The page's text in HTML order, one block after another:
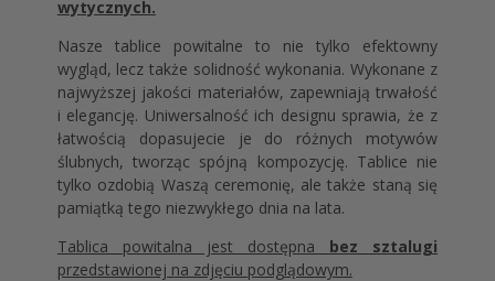
wytycznych.
Nasze tablice powitalne to nie tylko efektowny
wygląd, lecz także solidność wykonania. Wykonane z
najwyższej jakości materiałów, zapewniają trwałość
i elegancję. Uniwersalność ich designu sprawia, że z
łatwością dopasujecie je do różnych motywów
ślubnych, tworząc spójną kompozycję. Tablice nie
tylko ozdobią Waszą ceremonię, ale także staną się
pamiątką tego niezwykłego dnia na lata.
Tablica powitalna jest dostępna bez sztalugi
przedstawionej na zdjęciu podglądowym.